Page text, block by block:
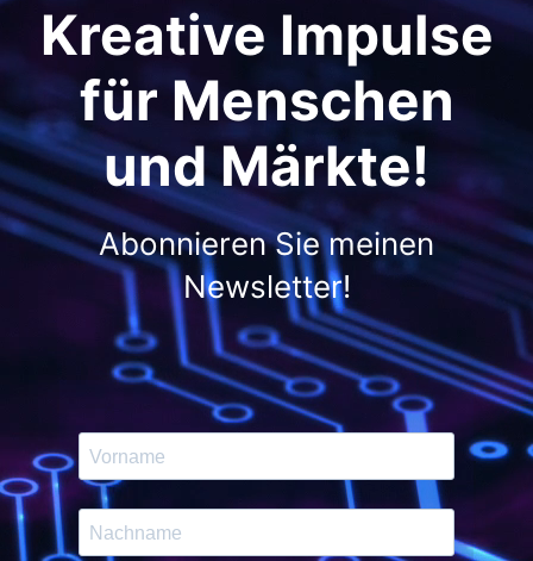
Kreative Impulse
für Menschen
und Märkte!
Abonnieren Sie meinen
Newsletter!